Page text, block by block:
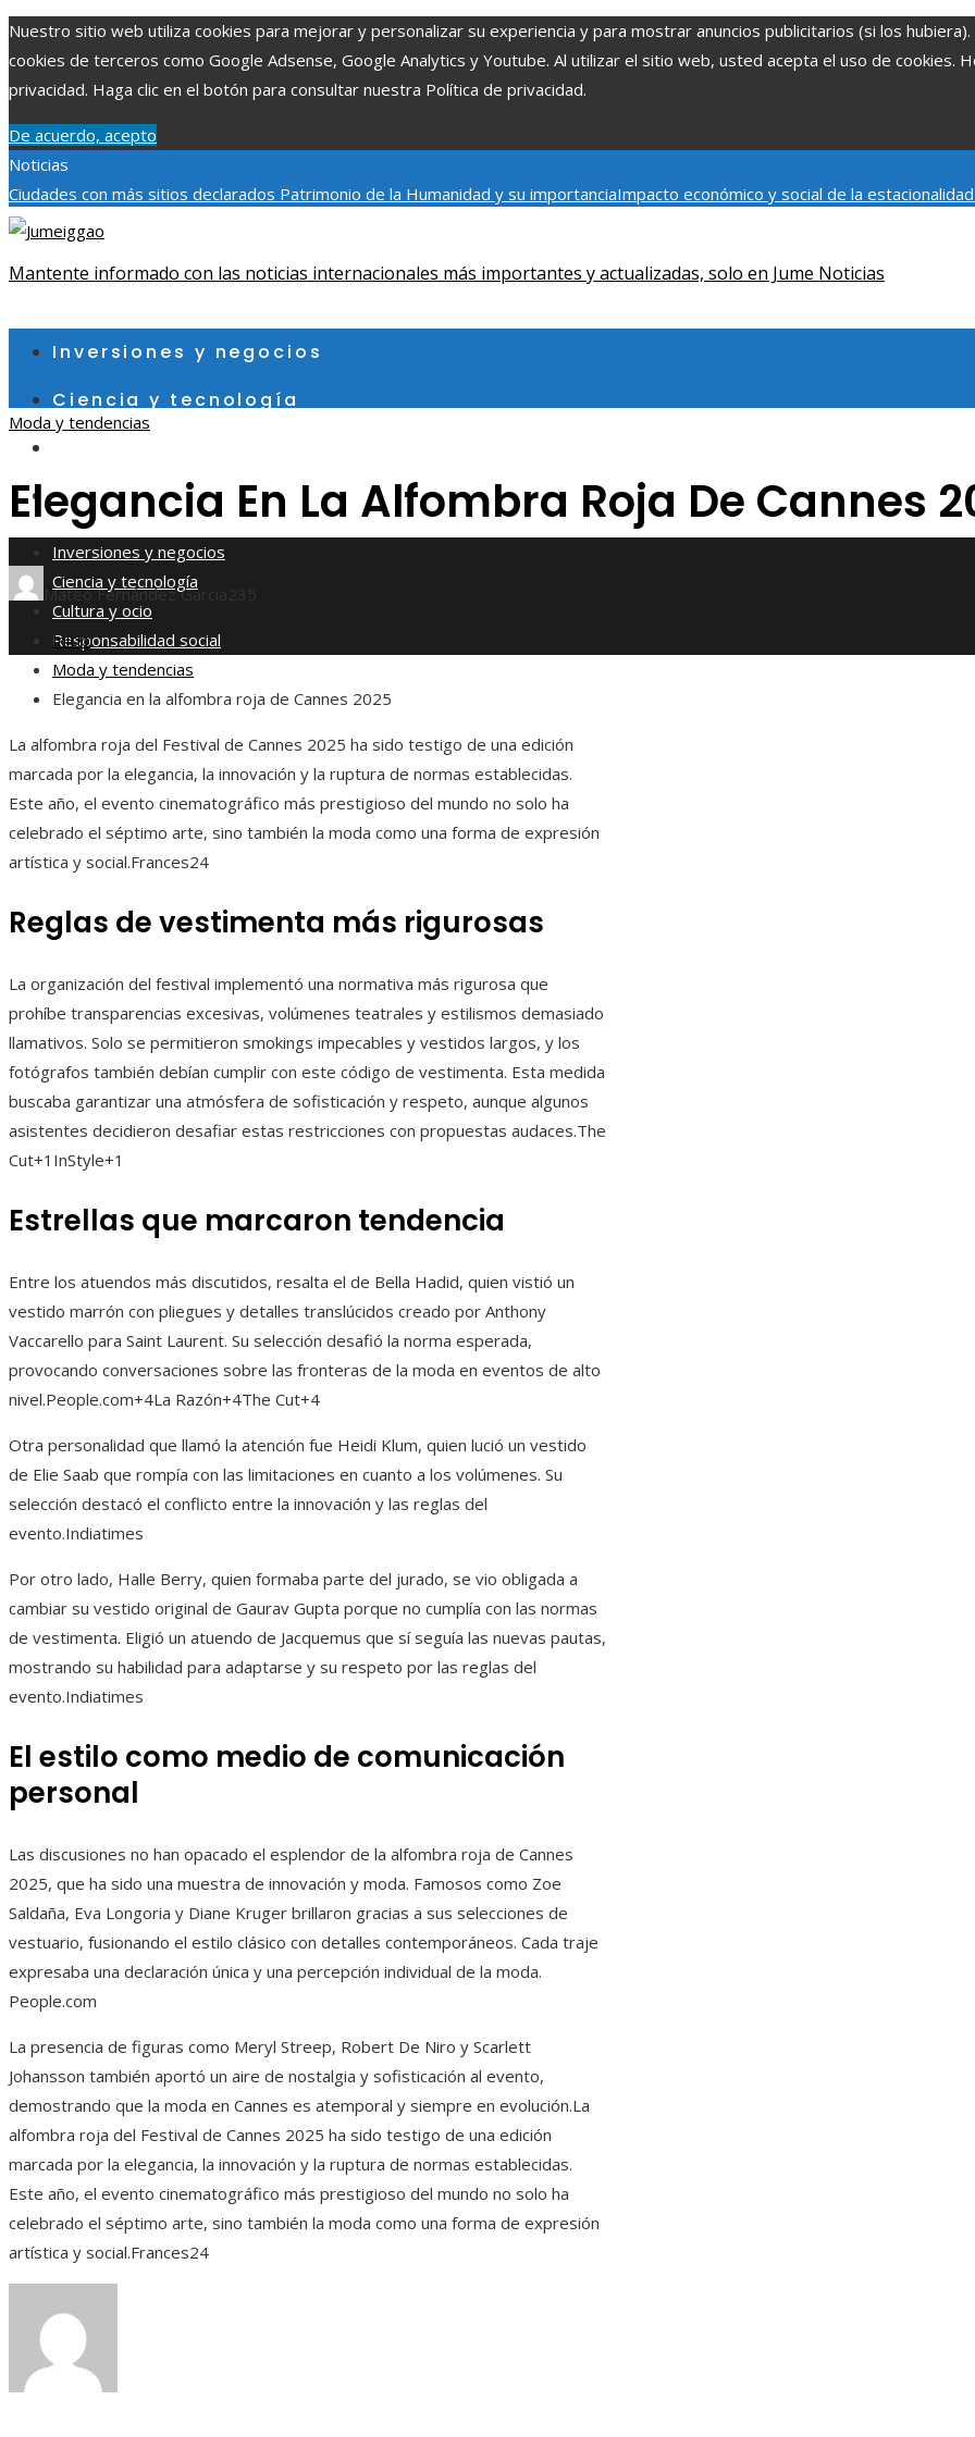
Nuestro sitio web utiliza cookies para mejorar y personalizar su experiencia y para mostrar anuncios publicitarios (si los
cookies de terceros como Google Adsense, Google Analytics y Youtube. Al utilizar el sitio web, usted acepta el uso de cookies.
privacidad. Haga clic en el botón para consultar nuestra Política de privacidad.
De acuerdo, acepto
Noticias
Ciudades con más sitios declarados Patrimonio de la Humanidad y su importanciaImpacto económico y social de la
aumentar la inversión productiva y reducir la fragmentación económica en Bosnia y Herzegovina
viernes, agosto 7
Mantente informado con las noticias internacionales más importantes y actualizadas, solo en Jume Noticias
Inversiones y negocios
Ciencia y tecnología
Responsabilidad social
Inversiones y negocios
Ciencia y tecnología
Cultura y ocio
Responsabilidad social
Moda y tendencias
Elegancia En La Alfombra Roja De Cannes
Mateo Fernández García
Inicio
Moda y tendencias
Elegancia en la alfombra roja de Cannes 2025
La alfombra roja del Festival de Cannes 2025 ha sido testigo de una edición
marcada por la elegancia, la innovación y la ruptura de normas establecidas.
Este año, el evento cinematográfico más prestigioso del mundo no solo ha
celebrado el séptimo arte, sino también la moda como una forma de expresión
artística y social.Frances24
Reglas de vestimenta más rigurosas
La organización del festival implementó una normativa más rigurosa que
prohíbe transparencias excesivas, volúmenes teatrales y estilismos demasiado
llamativos. Solo se permitieron smokings impecables y vestidos largos, y los
fotógrafos también debían cumplir con este código de vestimenta. Esta medida
buscaba garantizar una atmósfera de sofisticación y respeto, aunque algunos
asistentes decidieron desafiar estas restricciones con propuestas audaces.The
Cut+1InStyle+1
Estrellas que marcaron tendencia
Entre los atuendos más discutidos, resalta el de Bella Hadid, quien vistió un
vestido marrón con pliegues y detalles translúcidos creado por Anthony
Vaccarello para Saint Laurent. Su selección desafió la norma esperada,
provocando conversaciones sobre las fronteras de la moda en eventos de alto
nivel.People.com+4La Razón+4The Cut+4
Otra personalidad que llamó la atención fue Heidi Klum, quien lució un vestido
de Elie Saab que rompía con las limitaciones en cuanto a los volúmenes. Su
selección destacó el conflicto entre la innovación y las reglas del
evento.Indiatimes
Por otro lado, Halle Berry, quien formaba parte del jurado, se vio obligada a
cambiar su vestido original de Gaurav Gupta porque no cumplía con las normas
de vestimenta. Eligió un atuendo de Jacquemus que sí seguía las nuevas pautas,
mostrando su habilidad para adaptarse y su respeto por las reglas del
evento.Indiatimes
El estilo como medio de comunicación
personal
Las discusiones no han opacado el esplendor de la alfombra roja de Cannes
2025, que ha sido una muestra de innovación y moda. Famosos como Zoe
Saldaña, Eva Longoria y Diane Kruger brillaron gracias a sus selecciones de
vestuario, fusionando el estilo clásico con detalles contemporáneos. Cada traje
expresaba una declaración única y una percepción individual de la moda.
People.com
La presencia de figuras como Meryl Streep, Robert De Niro y Scarlett
Johansson también aportó un aire de nostalgia y sofisticación al evento,
demostrando que la moda en Cannes es atemporal y siempre en evolución.La
alfombra roja del Festival de Cannes 2025 ha sido testigo de una edición
marcada por la elegancia, la innovación y la ruptura de normas establecidas.
Este año, el evento cinematográfico más prestigioso del mundo no solo ha
celebrado el séptimo arte, sino también la moda como una forma de expresión
artística y social.Frances24